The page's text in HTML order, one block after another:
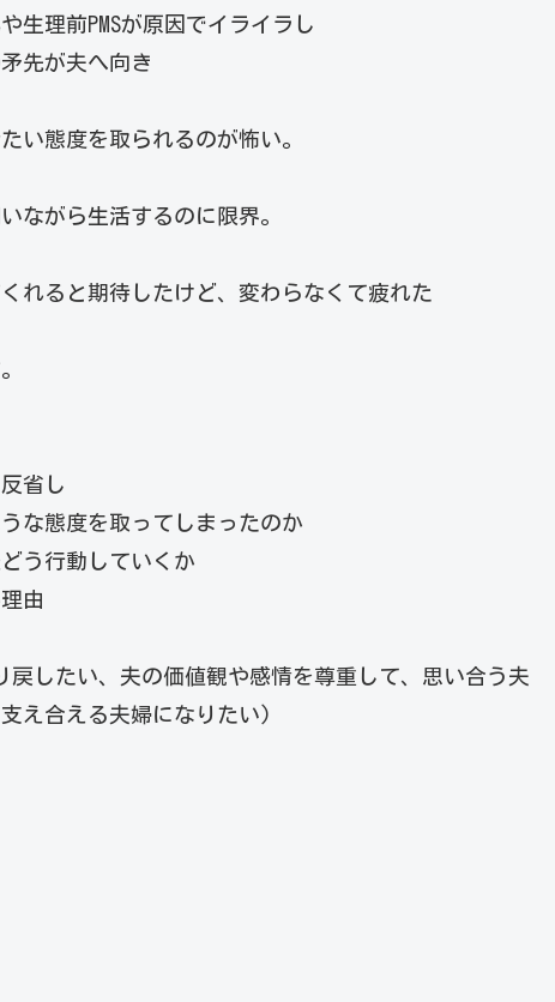
生理前PMSが原因でイライラし
先が夫へ向き
い態度を取られるのが怖い。
ながら生活するのに限界。
れると期待したけど、変わらなくて疲れた
省し
な態度を取ってしまったのか
う行動していくか
由
戻したい、夫の価値観や感情を尊重して、思い合う夫
え合える夫婦になりたい)